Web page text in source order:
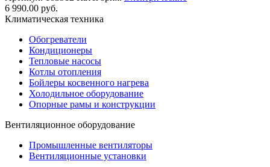
6 990.00 руб.
Климатическая техника
Обогреватели
Кондиционеры
Тепловые насосы
Котлы отопления
Бойлеры косвенного нагрева
Холодильное оборудование
Опорные рамы и конструкции
Вентиляционное оборудование
Промышленные вентиляторы
Вентиляционные установки